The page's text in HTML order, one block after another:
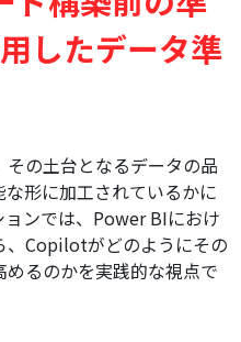
したデータ準
の土台となるデータの品
形に加工されているかに
ンでは、Power BIにおけ
、Copilotがどのようにその
るのかを実践的な視点で